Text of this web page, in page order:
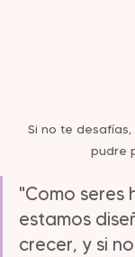
Si no te
pudre
"Como seres
estamos
crecer, y si